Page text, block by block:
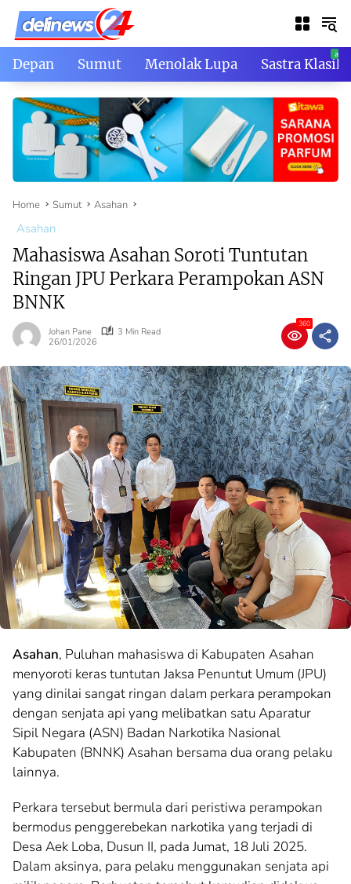
Skip
content
Depan Sumut Menolak Lupa Sastra Klasik
Home Sumut Asahan
Asahan
Mahasiswa Asahan Soroti Tuntutan
Ringan JPU Perkara Perampokan ASN
BNNK
Johan Pane
3 Min Read
26/01/2026
360
Asahan, Puluhan mahasiswa di Kabupaten Asahan
menyoroti keras tuntutan Jaksa Penuntut Umum (JPU)
yang dinilai sangat ringan dalam perkara perampokan
dengan senjata api yang melibatkan satu Aparatur
Sipil Negara (ASN) Badan Narkotika Nasional
Kabupaten (BNNK) Asahan bersama dua orang pelaku
lainnya.
Perkara tersebut bermula dari peristiwa perampokan
bermodus penggerebekan narkotika yang terjadi di
Desa Aek Loba, Dusun II, pada Jumat, 18 Juli 2025.
Dalam aksinya, para pelaku menggunakan senjata api